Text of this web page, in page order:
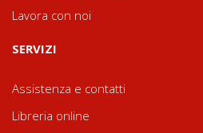
Lavora con noi
SERVIZI
Assistenza e contatti
Libreria online